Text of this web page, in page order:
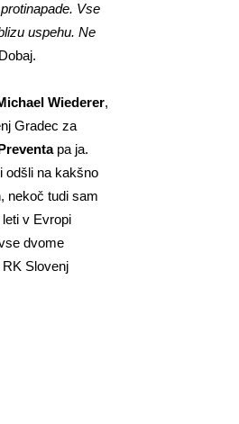
Vse
uspehu. Ne
Wiederer,
Gradec za
pa ja.
odšli na kakšno
nekoč tudi sam
v Evropi
dvome
Slovenj